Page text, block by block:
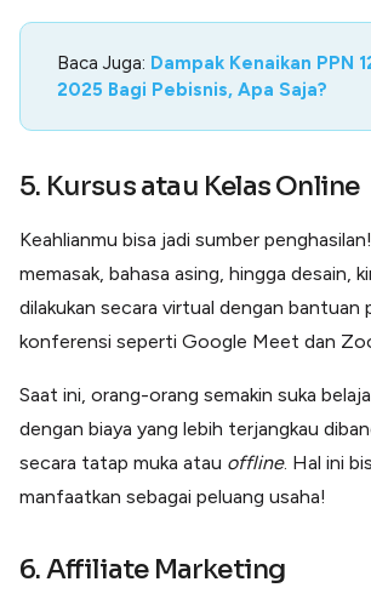
Baca Juga: Dampak Kenaikan PPN
2025 Bagi Pebisnis, Apa Saja?
5. Kursus atau Kelas Online
Keahlianmu bisa jadi sumber
memasak, bahasa asing, hingga desain,
dilakukan secara virtual dengan
konferensi seperti Google Meet dan
Saat ini, orang-orang semakin suka
dengan biaya yang lebih terjangkau
secara tatap muka atau offline. Hal ini
manfaatkan sebagai peluang usaha!
6. Affiliate Marketing